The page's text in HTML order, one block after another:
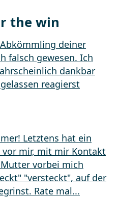
the win